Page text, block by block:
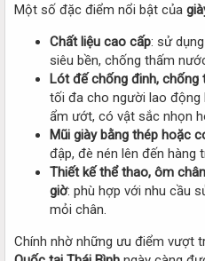
Một số đặc điểm nổi bật của
Chất liệu cao cấp: sử
siêu bền, chống thấm
Lót đế chống đinh,
tối đa cho người lao
ẩm ướt, có vật sắc nhọn
Mũi giày bằng thép hoặc
đập, đè nén lên đến hàng
Thiết kế thể thao, ôm
giờ: phù hợp với nhu cầu
mỏi chân.
Chính nhờ những ưu điểm vượt